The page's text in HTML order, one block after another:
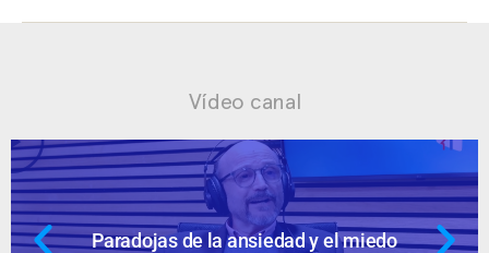
Vídeo canal
Ansiedad: supuestos